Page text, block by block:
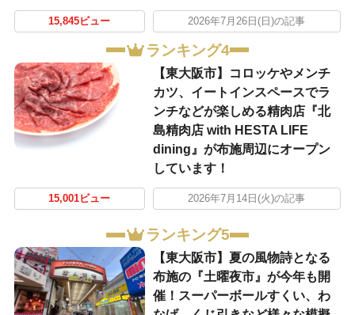
15,845ビュー 2026年7月26日(日)の記事
ランキング4
【東大阪市】コロッケやメンチ
カツ、イートインスペースでラ
ンチなどが楽しめる精肉店『北
島精肉店 with HESTA LIFE
dining』が布施周辺にオープン
しています！
15,001ビュー 2026年7月14日(火)の記事
ランキング5
【東大阪市】夏の風物詩となる
布施の『土曜夜市』が今年も開
催！スーパーボールすくい、わ